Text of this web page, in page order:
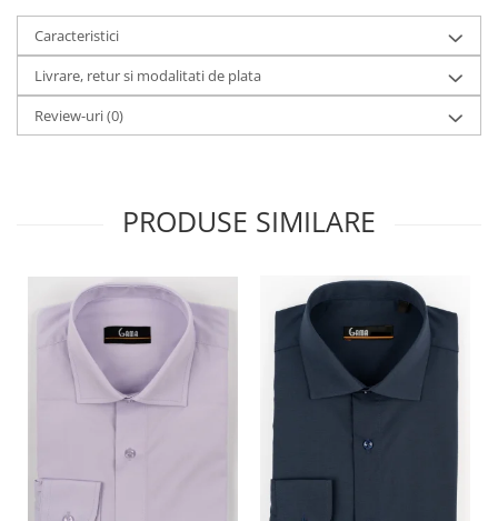
Caracteristici
Livrare, retur si modalitati de plata
Review-uri(0)
PRODUSE SIMILARE